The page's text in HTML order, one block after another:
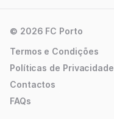
© 2026 FC Porto
Termos e Condições
Políticas de Privacidade
Contactos
FAQs